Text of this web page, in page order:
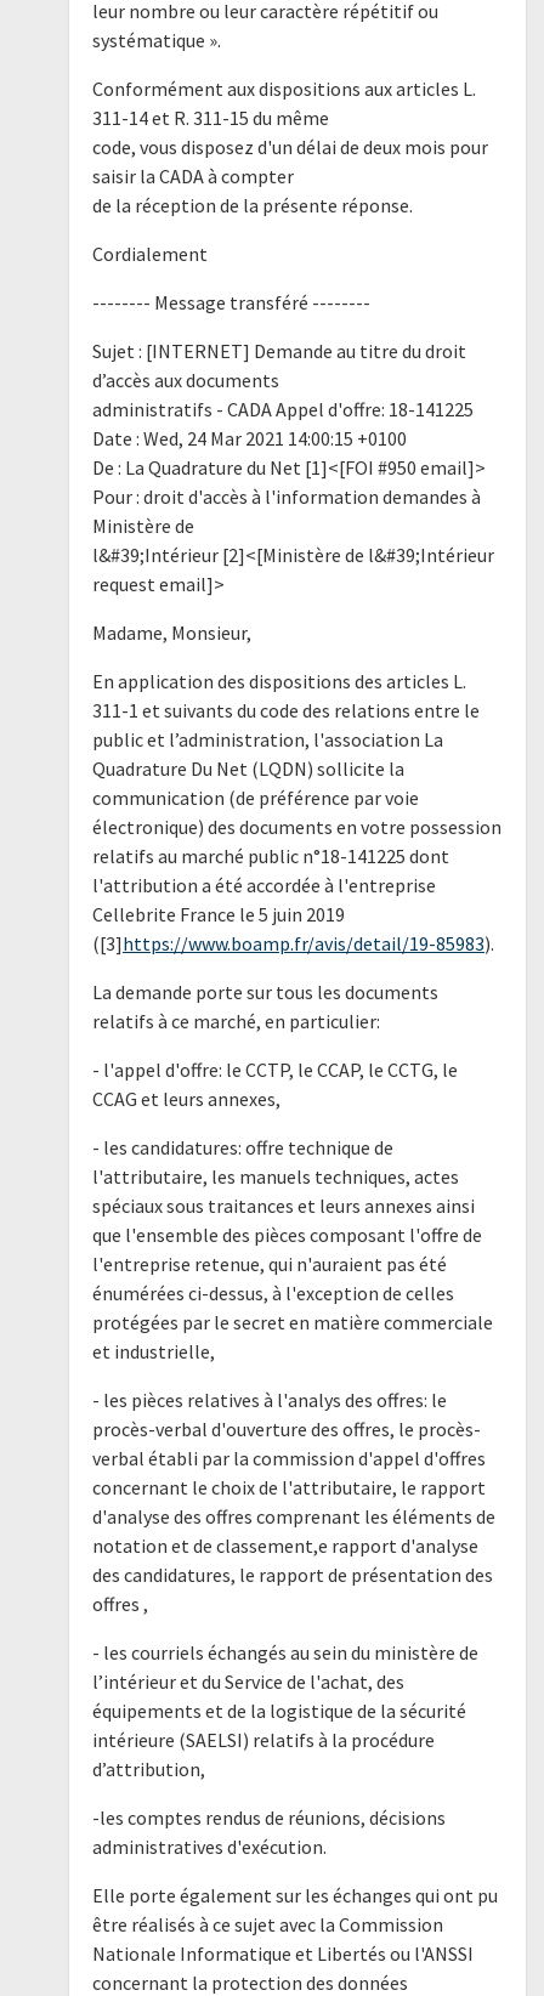
leur nombre ou leur caractère répétitif ou
systématique ».
Conformément aux dispositions aux articles L.
311-14 et R. 311-15 du même
code, vous disposez d'un délai de deux mois pour
saisir la CADA à compter
de la réception de la présente réponse.
Cordialement
-------- Message transféré --------
Sujet : [INTERNET] Demande au titre du droit
d’accès aux documents
administratifs - CADA Appel d'offre: 18-141225
Date : Wed, 24 Mar 2021 14:00:15 +0100
De : La Quadrature du Net [1]<[FOI #950 email]>
Pour : droit d'accès à l'information demandes à
Ministère de
l&#39;Intérieur [2]<[Ministère de l&#39;Intérieur
request email]>
Madame, Monsieur,
En application des dispositions des articles L.
311-1 et suivants du code des relations entre le
public et l’administration, l'association La
Quadrature Du Net (LQDN) sollicite la
communication (de préférence par voie
électronique) des documents en votre possession
relatifs au marché public n°18-141225 dont
l'attribution a été accordée à l'entreprise
Cellebrite France le 5 juin 2019
([3]https://www.boamp.fr/avis/detail/19-85983).
La demande porte sur tous les documents
relatifs à ce marché, en particulier:
- l'appel d'offre: le CCTP, le CCAP, le CCTG, le
CCAG et leurs annexes,
- les candidatures: offre technique de
l'attributaire, les manuels techniques, actes
spéciaux sous traitances et leurs annexes ainsi
que l'ensemble des pièces composant l'offre de
l'entreprise retenue, qui n'auraient pas été
énumérées ci-dessus, à l'exception de celles
protégées par le secret en matière commerciale
et industrielle,
- les pièces relatives à l'analys des offres: le
procès-verbal d'ouverture des offres, le procès-
verbal établi par la commission d'appel d'offres
concernant le choix de l'attributaire, le rapport
d'analyse des offres comprenant les éléments de
notation et de classement,e rapport d'analyse
des candidatures, le rapport de présentation des
offres ,
- les courriels échangés au sein du ministère de
l’intérieur et du Service de l'achat, des
équipements et de la logistique de la sécurité
intérieure (SAELSI) relatifs à la procédure
d’attribution,
-les comptes rendus de réunions, décisions
administratives d'exécution.
Elle porte également sur les échanges qui ont pu
être réalisés à ce sujet avec la Commission
Nationale Informatique et Libertés ou l'ANSSI
concernant la protection des données